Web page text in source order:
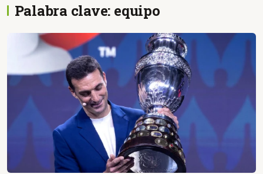
Palabra clave: equipo
Amazonia Ecuatoriana
¿En que consiste la
tasa minera que rige en
Ecuador?